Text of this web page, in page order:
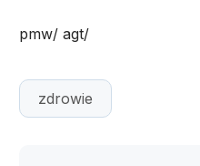
pmw/ agt/
zdrowie